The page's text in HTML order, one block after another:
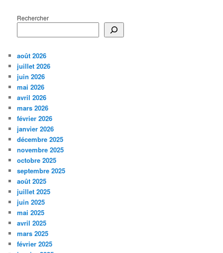
Rechercher
août 2026
juillet 2026
juin 2026
mai 2026
avril 2026
mars 2026
février 2026
janvier 2026
décembre 2025
novembre 2025
octobre 2025
septembre 2025
août 2025
juillet 2025
juin 2025
mai 2025
avril 2025
mars 2025
février 2025